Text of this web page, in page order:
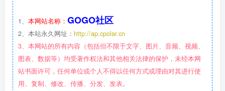
1、 本网站名称： GOGO社区
2、本站永久网址： http://ap.cpolar.cn
3、本网站的所有内容（包括但不限于文字、图片、音频、视频、
图表、数据等）均受著作权法和其他相关法律的保护，未经本网
站书面许可，任何单位或个人不得以任何方式或理由对其进行使
用、复制、修改、传播、分发、发表。